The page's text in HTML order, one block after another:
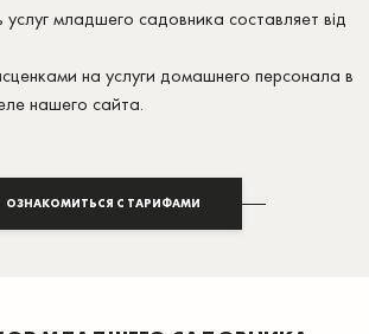
младшего садовника составляет від
на услуги домашнего персонала в
нашего сайта.
ОЗНАКОМИТЬСЯ С ТАРИФАМИ